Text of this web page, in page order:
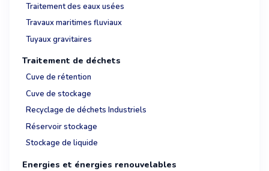
Traitement des eaux usées
Travaux maritimes fluviaux
Tuyaux gravitaires
Traitement de déchets
Cuve de rétention
Cuve de stockage
Recyclage de déchets Industriels
Réservoir stockage
Stockage de liquide
Energies et énergies renouvelables